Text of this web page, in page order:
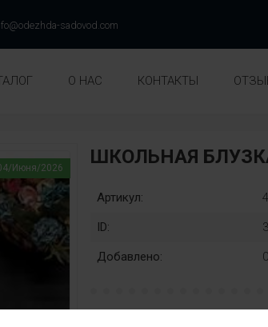
sadovod.com
О НАС КОНТАКТЫ
Июня/2026 ШКОЛЬНАЯ
Артикул:
ID:
Добавлено: